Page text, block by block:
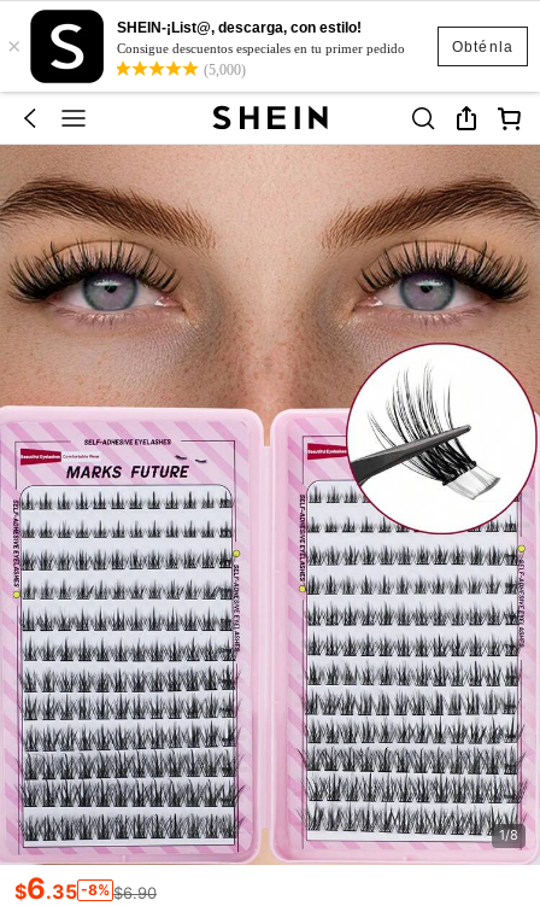
Obténla
×
SHEIN-¡List@, descarga, con estilo!
Consigue descuentos especiales en tu primer pedido
(5,000)
1/8
$6.35 -8% $6.90